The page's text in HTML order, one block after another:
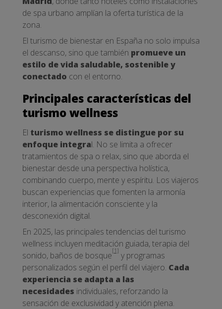
de spa urbano amplían la oferta turística de la
zona.
El turismo de bienestar en España no solo impulsa
el descanso, sino que también promueve un
estilo de vida saludable, sostenible y
conectado con el entorno.
Principales características del
turismo wellness
El turismo wellness se distingue por su
enfoque integral. No se limita a ofrecer
tratamientos de spa o relax, sino que aborda el
bienestar desde una perspectiva holística,
combinando cuerpo, mente y espíritu. Los viajeros
buscan experiencias que fomenten la armonía
interior, la alimentación consciente y la
desconexión digital.
En 2025, las principales tendencias del turismo
wellness incluyen meditación guiada, terapia del
sonido, baños de bosque[1] y programas
personalizados según el perfil del viajero. Cada
experiencia se adapta a las
necesidades individuales, reforzando la
sensación de exclusividad y atención plena.